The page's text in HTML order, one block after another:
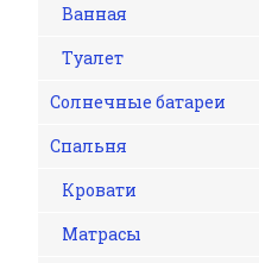
Ванная
Туалет
Солнечные батареи
Спальня
Кровати
Матрасы